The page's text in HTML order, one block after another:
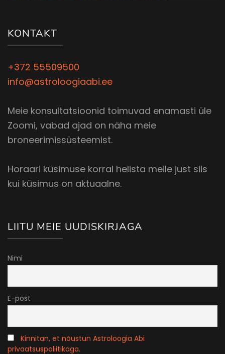
KONTAKT
+372 55509500
info@astroloogiaabi.ee
Meie konsultatsioonid toimuvad enamasti üle
Zoomi, vabad ajad on näha meie
broneerimissüsteemist.
Horaari küsimuse korral helista meile just siis
kui küsimus on aktuaalne.
LIITU MEIE UUDISKIRJAGA
Nimi
E-post
Kinnitan, et nõustun Astroloogia Abi
privaatsuspoliitikaga.